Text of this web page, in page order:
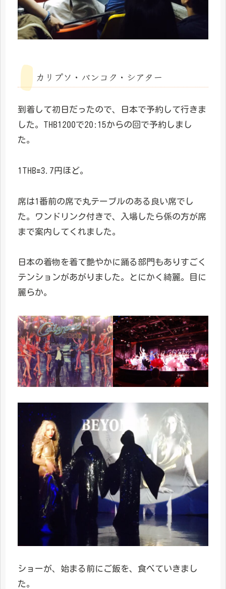
カリプソ・バンコク・シアター
到着して初日だったので、日本で予約して行きま
した。THB1200で20:15からの回で予約しまし
た。
1THB🟰3.7円ほど。
席は1番前の席で丸テーブルのある良い席でし
た。ワンドリンク付きで、入場したら係の方が席
まで案内してくれました。
日本の着物を着て艶やかに踊る部門もありすごく
テンションがあがりました。とにかく綺麗。目に
麗らか。
ショーが、始まる前にご飯を、食べていきまし
た。